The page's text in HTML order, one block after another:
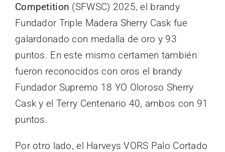
Competition (SFWSC) 2025, el brandy
Fundador Triple Madera Sherry Cask fue
galardonado con medalla de oro y 93
puntos. En este mismo certamen también
fueron reconocidos con oros el brandy
Fundador Supremo 18 YO Oloroso Sherry
Cask y el Terry Centenario 40, ambos con 91
puntos.
Por otro lado, el Harveys VORS Palo Cortado